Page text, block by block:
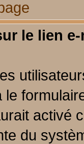
le lien
le
activé
du